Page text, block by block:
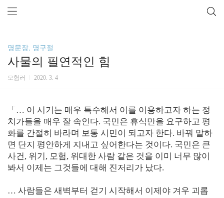
명문장, 명구절
사물의 필연적인 힘
모험러 2020. 3. 4
「… 이 시기는 매우 특수해서 이를 이용하고자 하는 정
치가들을 매우 잘 속인다. 국민은 휴식만을 요구하고 평
화를 간절히 바라며 보통 시민이 되고자 한다. 바꿔 말하
면 단지 평안하게 지내고 싶어한다는 것이다. 국민은 큰
사건, 위기 , 모험, 위대한 사람 같은 것을 이미 너무 많이
봐서 이제는 그것들에 대해 진저리가 났다.
… 사람들은 새벽부터 걷기 시작해서 이제야 겨우 괴롭